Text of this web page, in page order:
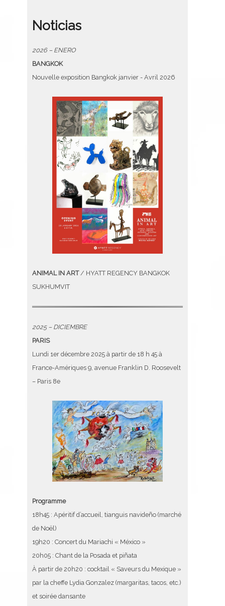
Noticias
2026 – ENERO
BANGKOK
Nouvelle exposition Bangkok janvier - Avril 2026
ANIMAL IN ART/ HYATT REGENCY BANGKOK
SUKHUMVIT
2025 – DICIEMBRE
PARIS
Lundi 1er décembre 2025 à partir de 18 h 45 à
France-Amériques 9, avenue Franklin D. Roosevelt
– Paris 8e
Programme
18h45 : Apéritif d’accueil, tianguis navideño (marché
de Noël)
19h20 : Concert du Mariachi « México »
20h05 : Chant de la Posada et piñata
À partir de 20h20 : cocktail « Saveurs du Mexique »
par la cheffe Lydia Gonzalez (margaritas, tacos, etc.)
et soirée dansante